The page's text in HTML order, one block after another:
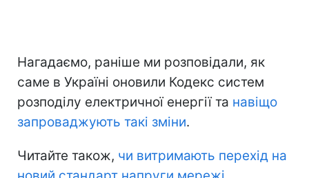
Нагадаємо, раніше ми розповідали, як
саме в Україні оновили Кодекс систем
розподілу електричної енергії та навіщо
запроваджують такі зміни.
Читайте також, чи витримають перехід на